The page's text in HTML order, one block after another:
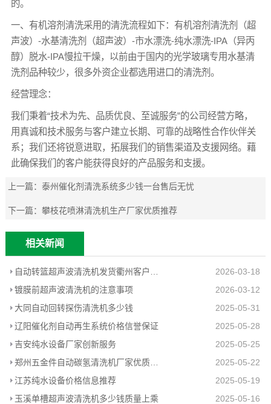
的。
一、有机溶剂清洗采用的清洗流程如下：有机溶剂清洗剂（超
声波）-水基清洗剂（超声波）-市水漂洗-纯水漂洗-IPA（异丙
醇）脱水-IPA慢拉干燥，以前由于国内的光学玻璃专用水基清
洗剂品种较少，很多外资企业都选用进口的清洗剂。
经营理念：
我们秉着“技术为先、品质优良、至诚服务”的公司经营方略，
用真诚和技术服务与客户建立长期、可靠的战略性合作伙伴关
系；我们还将锐意进取，拓展我们的销售渠道及支援网络。藉
此确保我们的客户能获得良好的产品服务和支援。
上一篇：泰州催化剂清洗系统多少钱一台售后无忧
下一篇：攀枝花喷淋清洗机生产厂家优质推荐
相关新闻
2026-03-18
镀膜前超声波清洗机的注意事项
2026-03-12
大同自动回转探伤清洗机多少钱
2025-05-31
辽阳催化剂自动再生系统价格信誉保证
2025-05-28
吉安纯水设备厂家创新服务
2025-05-25
郑州五金件自动碳氢清洗机厂家优质推荐
2025-05-22
江苏纯水设备价格信息推荐
2025-05-19
玉溪单槽超声波清洗机多少钱质量上乘
2025-05-16